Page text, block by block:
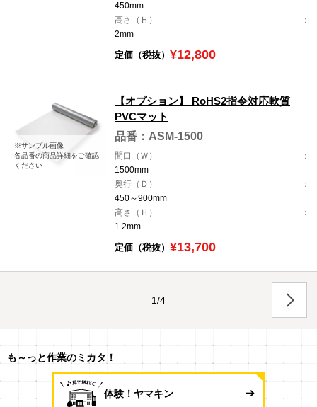
450mm
高さ（Ｈ）
2mm
定価（税抜） ¥12,800
※サンプル画像
各品番の商品詳細をご確認
ください
【オプション】 RoHS2指令対応軟質
PVCマット
品番：ASM-1500
間口（Ｗ）
1500mm
奥行（Ｄ）
450～900mm
高さ（Ｈ）
1.2mm
定価（税抜） ¥13,700
1/4
も～っと作業のミカタ！
体験！ヤマキン